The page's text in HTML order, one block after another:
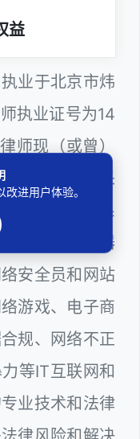
益
业于北京市炜
执业证号为14
师现（或曾）
深圳市政府采
市某区政府系
和 WEB服务器
安全员和网站
游戏、电子商
规、网络不正
等IT互联网和
业技术和法律
进用户体验。